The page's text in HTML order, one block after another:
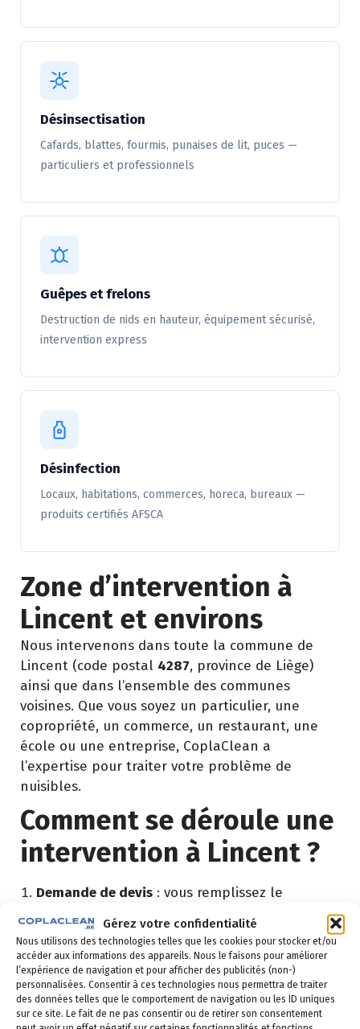
Gérez votre confidentialité
Nous utilisons des technologies telles que les cookies pour stocker et/ou
accéder aux informations des appareils. Nous le faisons pour améliorer
l’expérience de navigation et pour afficher des publicités (non-)
personnalisées. Consentir à ces technologies nous permettra de traiter
des données telles que le comportement de navigation ou les ID uniques
sur ce site. Le fait de ne pas consentir ou de retirer son consentement
Désinsectisation
Cafards, blattes, fourmis, punaises de lit, puces —
particuliers et professionnels
Guêpes et frelons
Destruction de nids en hauteur, équipement sécurisé,
intervention express
Désinfection
Locaux, habitations, commerces, horeca, bureaux —
produits certifiés AFSCA
Zone d’intervention à
Lincent et environs
Nous intervenons dans toute la commune de
Lincent (code postal 4287, province de Liège)
ainsi que dans l’ensemble des communes
voisines. Que vous soyez un particulier, une
copropriété, un commerce, un restaurant, une
école ou une entreprise, CoplaClean a
l’expertise pour traiter votre problème de
nuisibles.
Comment se déroule une
intervention à Lincent ?
Demande de devis : vous remplissez le
formulaire ci-dessous ou vous nous appelez au
02 523 21 89. Réponse sous 24h.
Diagnostic gratuit: notre technicien vient
identifier la nuisance et son origine.
Intervention ciblée: traitement adapté,